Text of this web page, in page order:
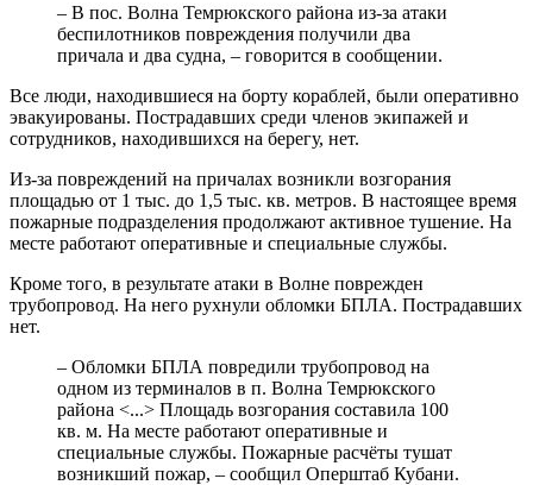
– В пос. Волна Темрюкского района из-за атаки
беспилотников повреждения получили два
причала и два судна, – говорится в сообщении.
Все люди, находившиеся на борту кораблей, были оперативно
эвакуированы. Пострадавших среди членов экипажей и
сотрудников, находившихся на берегу, нет.
Из-за повреждений на причалах возникли возгорания
площадью от 1 тыс. до 1,5 тыс. кв. метров. В настоящее время
пожарные подразделения продолжают активное тушение. На
месте работают оперативные и специальные службы.
Кроме того, в результате атаки в Волне поврежден
трубопровод. На него рухнули обломки БПЛА. Пострадавших
нет.
– Обломки БПЛА повредили трубопровод на
одном из терминалов в п. Волна Темрюкского
района <...> Площадь возгорания составила 100
кв. м. На месте работают оперативные и
специальные службы. Пожарные расчёты тушат
возникший пожар, – сообщил Оперштаб Кубани.